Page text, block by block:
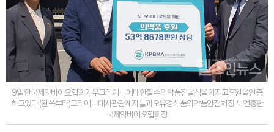
9일한국제약바이오협회가우크라이나에대한필수의약품전달식을가지고후원을인증
하고있다.(왼쪽부터)크라이나대사관관계자들과오유경식품의약품안전처장,노연홍한
국제약바이오협회장